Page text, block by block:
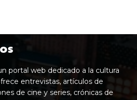
portal web dedicado a la cultura
entrevistas, artículos de
de cine y series, crónicas de